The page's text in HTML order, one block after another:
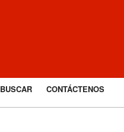
BUSCAR CONTÁCTENOS